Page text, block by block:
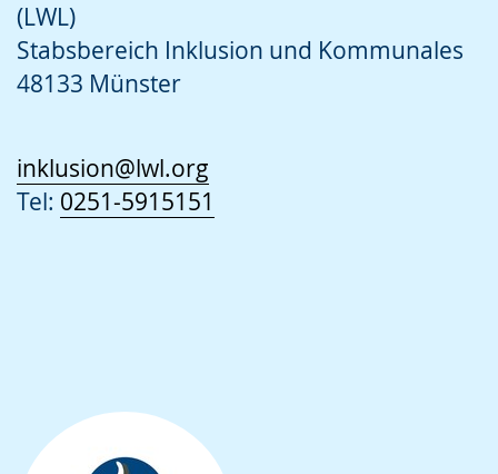
(LWL)
Stabsbereich Inklusion und Kommunales
48133 Münster
inklusion@lwl.org
Tel: 0251-5915151